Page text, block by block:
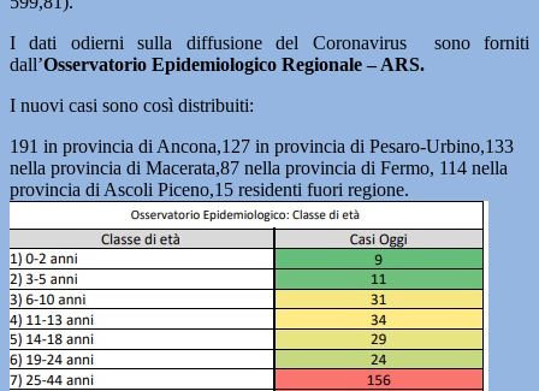
I dati odierni sulla diffusione del Coronavirus sono forniti
dall’Osservatorio Epidemiologico Regionale – ARS.
I nuovi casi sono così distribuiti:
191 in provincia di Ancona,127 in provincia di Pesaro-Urbino,133
nella provincia di Macerata,87 nella provincia di Fermo, 114 nella
provincia di Ascoli Piceno,15 residenti fuori regione.